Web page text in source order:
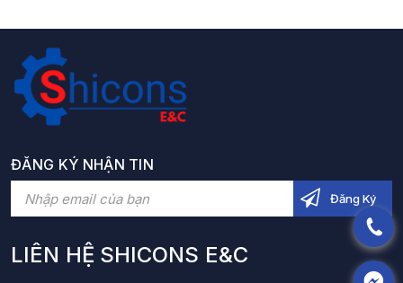
ĐĂNG KÝ NHẬN TIN
LIÊN HỆ SHICONS E&C